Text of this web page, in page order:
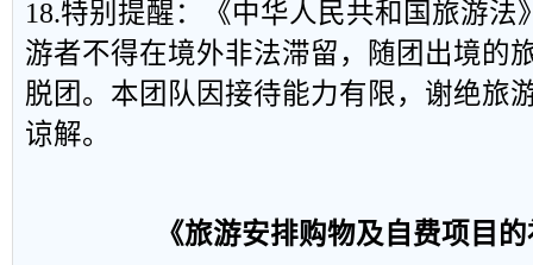
18.特别提醒：《中华人民共和国旅游法
游者不得在境外非法滞留，随团出境的
脱团。本团队因接待能力有限，谢绝旅
谅解。
《旅游安排购物及自费项目